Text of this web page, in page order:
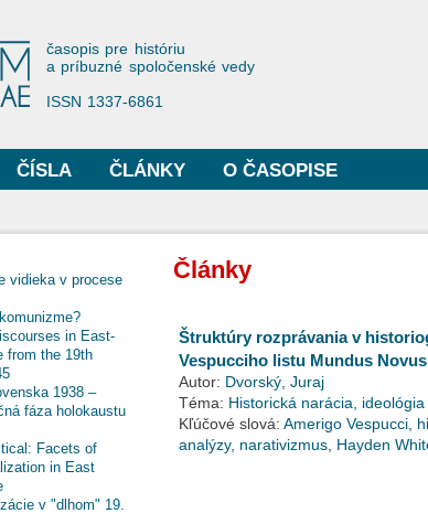
Forum Historiae
časopis pre históriu
a príbuzné spoločenské vedy
ISSN 1337-6861
ČÍSLA ČLÁNKY O ČASOPISE
vidieka v procese
in East-
from the 19th
1938 –
fáza holokaustu
Facets of
in East
v "dlhom" 19.
Články
Štruktúry rozprávania v
Vespucciho listu Mundus Novus
Autor: Dvorský, Juraj
Téma: Historická narácia,
Kľúčové slová: Amerigo Vespucci
analýzy, narativizmus Hayden